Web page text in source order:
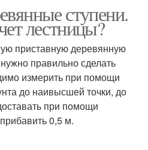
ступени.
лестницы?
приставную деревянную
правильно сделать
измерить при помощи
до наивысшей точки, до
при помощи
0,5 м.